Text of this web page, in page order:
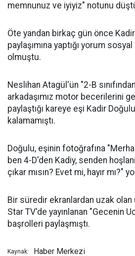
memnunuz ve iyiyiz" notunu
Öte yandan birkaç gün önce
paylaşımına yaptığı yorum
olmuştu.
Neslihan Atagül'ün "2-B
arkadaşımız motor becerilerini
paylaştığı kareye eşi Kadir Doğulu
kalamamıştı.
Doğulu, eşinin fotoğrafına
ben 4-D'den Kadiy, senden
çıkar mısın? Evet mi, hayır mı?"
Bir süredir ekranlardan uzak
Star TV'de yayınlanan "Gecenin
başrolleri paylaşmıştı.
Kaynak: Haber Merkezi